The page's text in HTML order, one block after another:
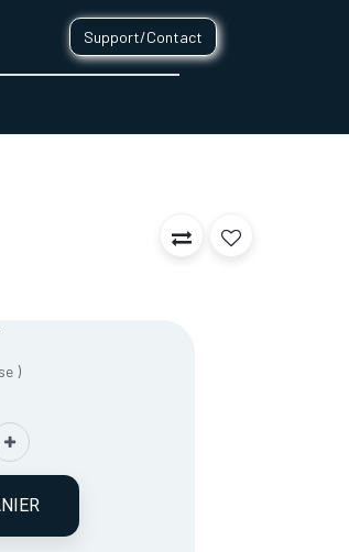
Support/Contact
)